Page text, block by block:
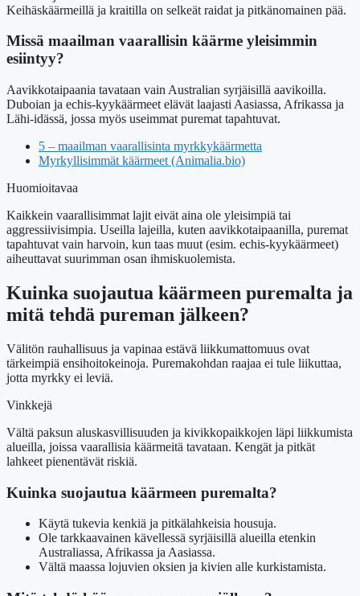
Keihäskäärmeillä ja kraitilla on selkeät raidat ja pitkänomainen pää.
Missä maailman vaarallisin käärme yleisimmin
esiintyy?
Aavikkotaipaania tavataan vain Australian syrjäisillä aavikoilla.
Duboian ja echis-kyykäärmeet elävät laajasti Aasiassa, Afrikassa ja
Lähi-idässä, jossa myös useimmat puremat tapahtuvat.
5 – maailman vaarallisinta myrkkykäärmetta
Myrkyllisimmät käärmeet (Animalia.bio)
Huomioitavaa
Kaikkein vaarallisimmat lajit eivät aina ole yleisimpiä tai
aggressiivisimpia. Useilla lajeilla, kuten aavikkotaipaanilla, puremat
tapahtuvat vain harvoin, kun taas muut (esim. echis-kyykäärmeet)
aiheuttavat suurimman osan ihmiskuolemista.
Kuinka suojautua käärmeen puremalta ja
mitä tehdä pureman jälkeen?
Välitön rauhallisuus ja vapinaa estävä liikkumattomuus ovat
tärkeimpiä ensihoitokeinoja. Puremakohdan raajaa ei tule liikuttaa,
jotta myrkky ei leviä.
Vinkkejä
Vältä paksun aluskasvillisuuden ja kivikkopaikkojen läpi liikkumista
alueilla, joissa vaarallisia käärmeitä tavataan. Kengät ja pitkät
lahkeet pienentävät riskiä.
Kuinka suojautua käärmeen puremalta?
Käytä tukevia kenkiä ja pitkälahkeisia housuja.
Ole tarkkaavainen kävellessä syrjäisillä alueilla etenkin
Australiassa, Afrikassa ja Aasiassa.
Vältä maassa lojuvien oksien ja kivien alle kurkistamista.